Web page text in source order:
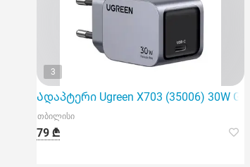
3
Ადაპტერი Ugreen X703 (35006) 30W Grey
თბილისი
79 ₾